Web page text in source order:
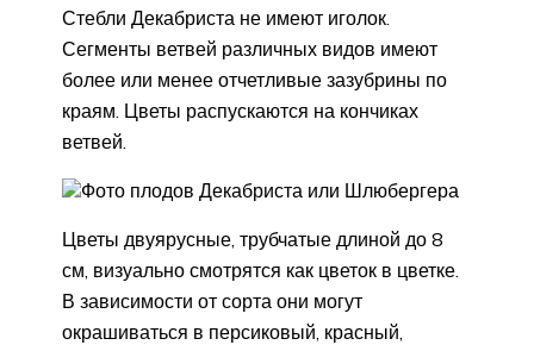
Стебли Декабриста не имеют иголок.
Сегменты ветвей различных видов имеют
более или менее отчетливые зазубрины по
краям. Цветы распускаются на кончиках
ветвей.
Фото плодов Декабриста или Шлюбергера
Цветы двуярусные, трубчатые длиной до 8
см, визуально смотрятся как цветок в цветке.
В зависимости от сорта они могут
окрашиваться в персиковый, красный,